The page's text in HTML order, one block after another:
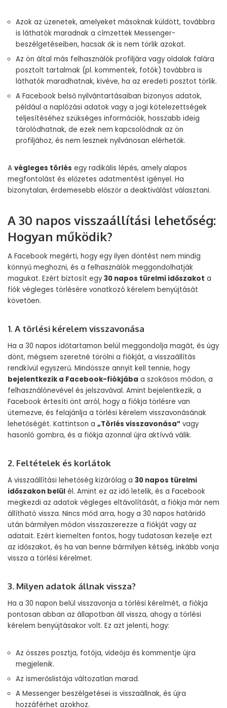
Azok az üzenetek, amelyeket másoknak küldött, továbbra
is láthatók maradnak a címzettek Messenger-
beszélgetéseiben, hacsak ők is nem törlik azokat.
Az ön által más felhasználók profiljára vagy oldalak falára
posztolt tartalmak (pl. kommentek, fotók) továbbra is
láthatók maradhatnak, kivéve, ha az eredeti posztot törlik.
A Facebook belső nyilvántartásaiban bizonyos adatok,
például a naplózási adatok vagy a jogi kötelezettségek
teljesítéséhez szükséges információk, hosszabb ideig
tárolódhatnak, de ezek nem kapcsolódnak az ön
profiljához, és nem lesznek nyilvánosan elérhetők.
A végleges törlés egy radikális lépés, amely alapos
megfontolást és előzetes adatmentést igényel. Ha
bizonytalan, érdemesebb először a deaktiválást választani.
A 30 napos visszaállítási lehetőség:
Hogyan működik?
A Facebook megérti, hogy egy ilyen döntést nem mindig
könnyű meghozni, és a felhasználók meggondolhatják
magukat. Ezért biztosít egy 30 napos türelmi időszakot a
fiók végleges törlésére vonatkozó kérelem benyújtását
követően.
1. A törlési kérelem visszavonása
Ha a 30 napos időtartamon belül meggondolja magát, és úgy
dönt, mégsem szeretné törölni a fiókját, a visszaállítás
rendkívül egyszerű. Mindössze annyit kell tennie, hogy
bejelentkezik a Facebook-fiókjába a szokásos módon, a
felhasználónevével és jelszavával. Amint bejelentkezik, a
Facebook értesíti önt arról, hogy a fiókja törlésre van
ütemezve, és felajánlja a törlési kérelem visszavonásának
lehetőségét. Kattintson a „Törlés visszavonása” vagy
hasonló gombra, és a fiókja azonnal újra aktívvá válik.
2. Feltételek és korlátok
A visszaállítási lehetőség kizárólag a 30 napos türelmi
időszakon belül él. Amint ez az idő letelik, és a Facebook
megkezdi az adatok végleges eltávolítását, a fiókja már nem
állítható vissza. Nincs mód arra, hogy a 30 napos határidő
után bármilyen módon visszaszerezze a fiókját vagy az
adatait. Ezért kiemelten fontos, hogy tudatosan kezelje ezt
az időszakot, és ha van benne bármilyen kétség, inkább vonja
vissza a törlési kérelmet.
3. Milyen adatok állnak vissza?
Ha a 30 napon belül visszavonja a törlési kérelmét, a fiókja
pontosan abban az állapotban áll vissza, ahogy a törlési
kérelem benyújtásakor volt. Ez azt jelenti, hogy:
Az összes posztja, fotója, videója és kommentje újra
megjelenik.
Az ismerőslistája változatlan marad.
A Messenger beszélgetései is visszaállnak, és újra
hozzáférhet azokhoz.